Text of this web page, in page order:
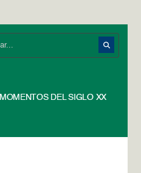
MOMENTOS DEL SIGLO XX